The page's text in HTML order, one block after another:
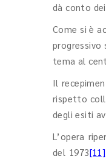
dà conto
Come si è
progressivo
tema al
Il
rispetto
degli esiti
L’opera
del 1973[11]